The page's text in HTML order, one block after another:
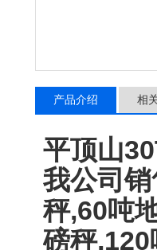
产品介绍 相
平顶山
我公司
秤,60吨
磅秤,120